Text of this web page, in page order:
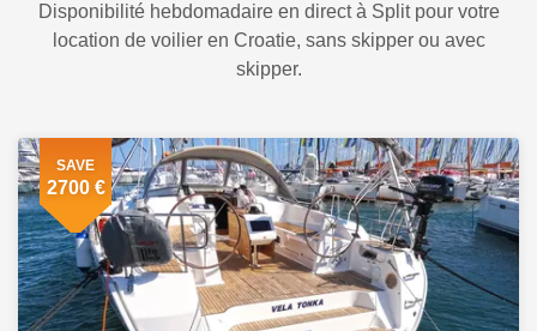
Disponibilité hebdomadaire en direct à Split pour votre
location de voilier en Croatie, sans skipper ou avec
skipper.
SAVE
2700 €